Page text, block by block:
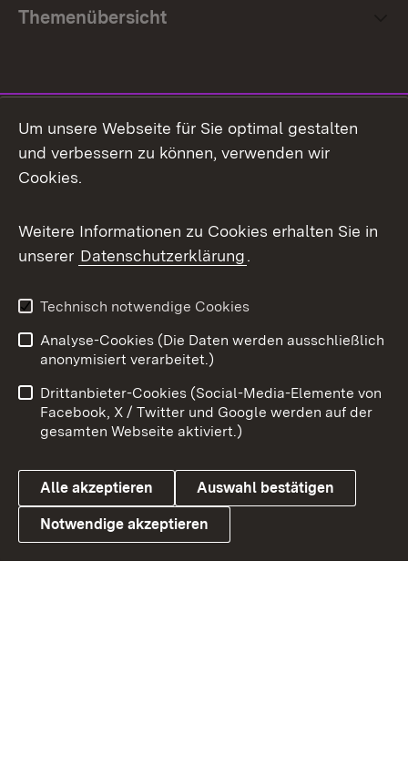
Themenübersicht
Facebook
X / Twitter
Youtube
Link zum Landesportal
Impressum
Kontakt
Barrierefreiheit
Datenschutz
Cookies
Um unsere Webseite für Sie optimal gestalten
und verbessern zu können, verwenden wir
Cookies.
Weitere Informationen zu Cookies erhalten Sie in
unserer Datenschutzerklärung.
Technisch notwendige Cookies
Analyse-Cookies (Die Daten werden ausschließlich
anonymisiert verarbeitet.)
Drittanbieter-Cookies (Social-Media-Elemente von
Facebook, X / Twitter und Google werden auf der
gesamten Webseite aktiviert.)
Alle akzeptieren Auswahl bestätigen
Notwendige akzeptieren